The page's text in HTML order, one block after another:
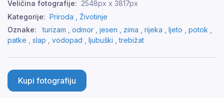
Veličina fotografije: 2548px x 3817px
Kategorije: Priroda , Životinje
Oznake:
turizam odmor jesen zima rijeka ljeto potok
patke
slap vodopad ljubuški ,trebižat
Kupi fotografiju